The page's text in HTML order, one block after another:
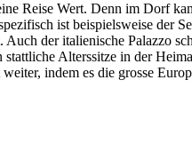
Reise Wert. Denn im Dorf
ist beispielsweise der
der italienische Palazzo
Alterssitze in der
indem es die grosse